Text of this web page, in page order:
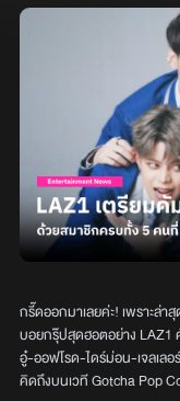
กรี๊ดออกมาเลยค่ะ! เพราะล่
บอยกรุ๊ปสุดฮอตอย่าง LAZ1
อู๋-ออฟโรด-ไดร์ม่อน-เจลเลอ
คิดถึงบนเวที Gotcha Pop